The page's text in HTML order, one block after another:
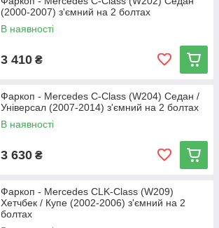
(2000-2007) з'ємний на 2 болтах
В наявності
3 410 ₴
Фаркоп - Mercedes C-Class (W204) Седан /
Універсал (2007-2014) з'ємний на 2 болтах
В наявності
3 630 ₴
Фаркоп - Mercedes CLK-Class (W209)
Хетчбек / Купе (2002-2006) з'ємний на 2
болтах